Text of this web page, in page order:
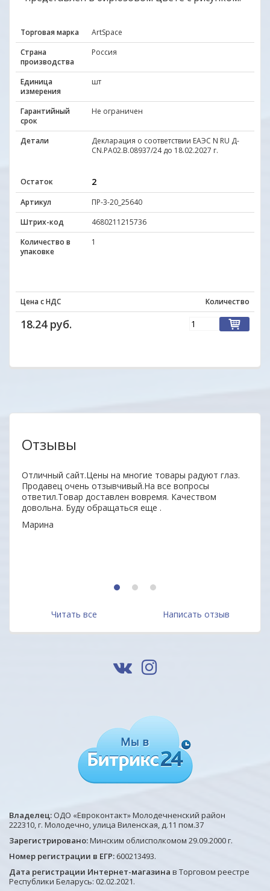
Торговая марка
ArtSpace
Страна
производства
Россия
Единица
измерения
шт
Гарантийный
срок
Не ограничен
Детали
Декларация о соответствии ЕАЭС N RU Д-
CN.РА02.В.08937/24 до 18.02.2027 г.
Остаток 2
Артикул
ПР-3-20_25640
Штрих-код
4680211215736
Количество в
упаковке
1
Цена с НДС Количество
18.24 руб.
Отзывы
Отличный сайт.Цены на многие товары радуют глаз.
Продавец очень отзывчивый.На все вопросы
ответил.Товар доставлен вовремя. Качеством
довольна. Буду обращаться еще .
Марина
1 2 3
Читать все Написать отзыв
Владелец: ОДО «Евроконтакт» Молодечненский район
222310, г. Молодечно, улица Виленская, д.11 пом.37
Зарегистрировано:Минским облисполкомом 29.09.2000 г.
Номер регистрации в ЕГР: 600213493.
Дата регистрации Интернет-магазина в Торговом реестре
Республики Беларусь: 02.02.2021.